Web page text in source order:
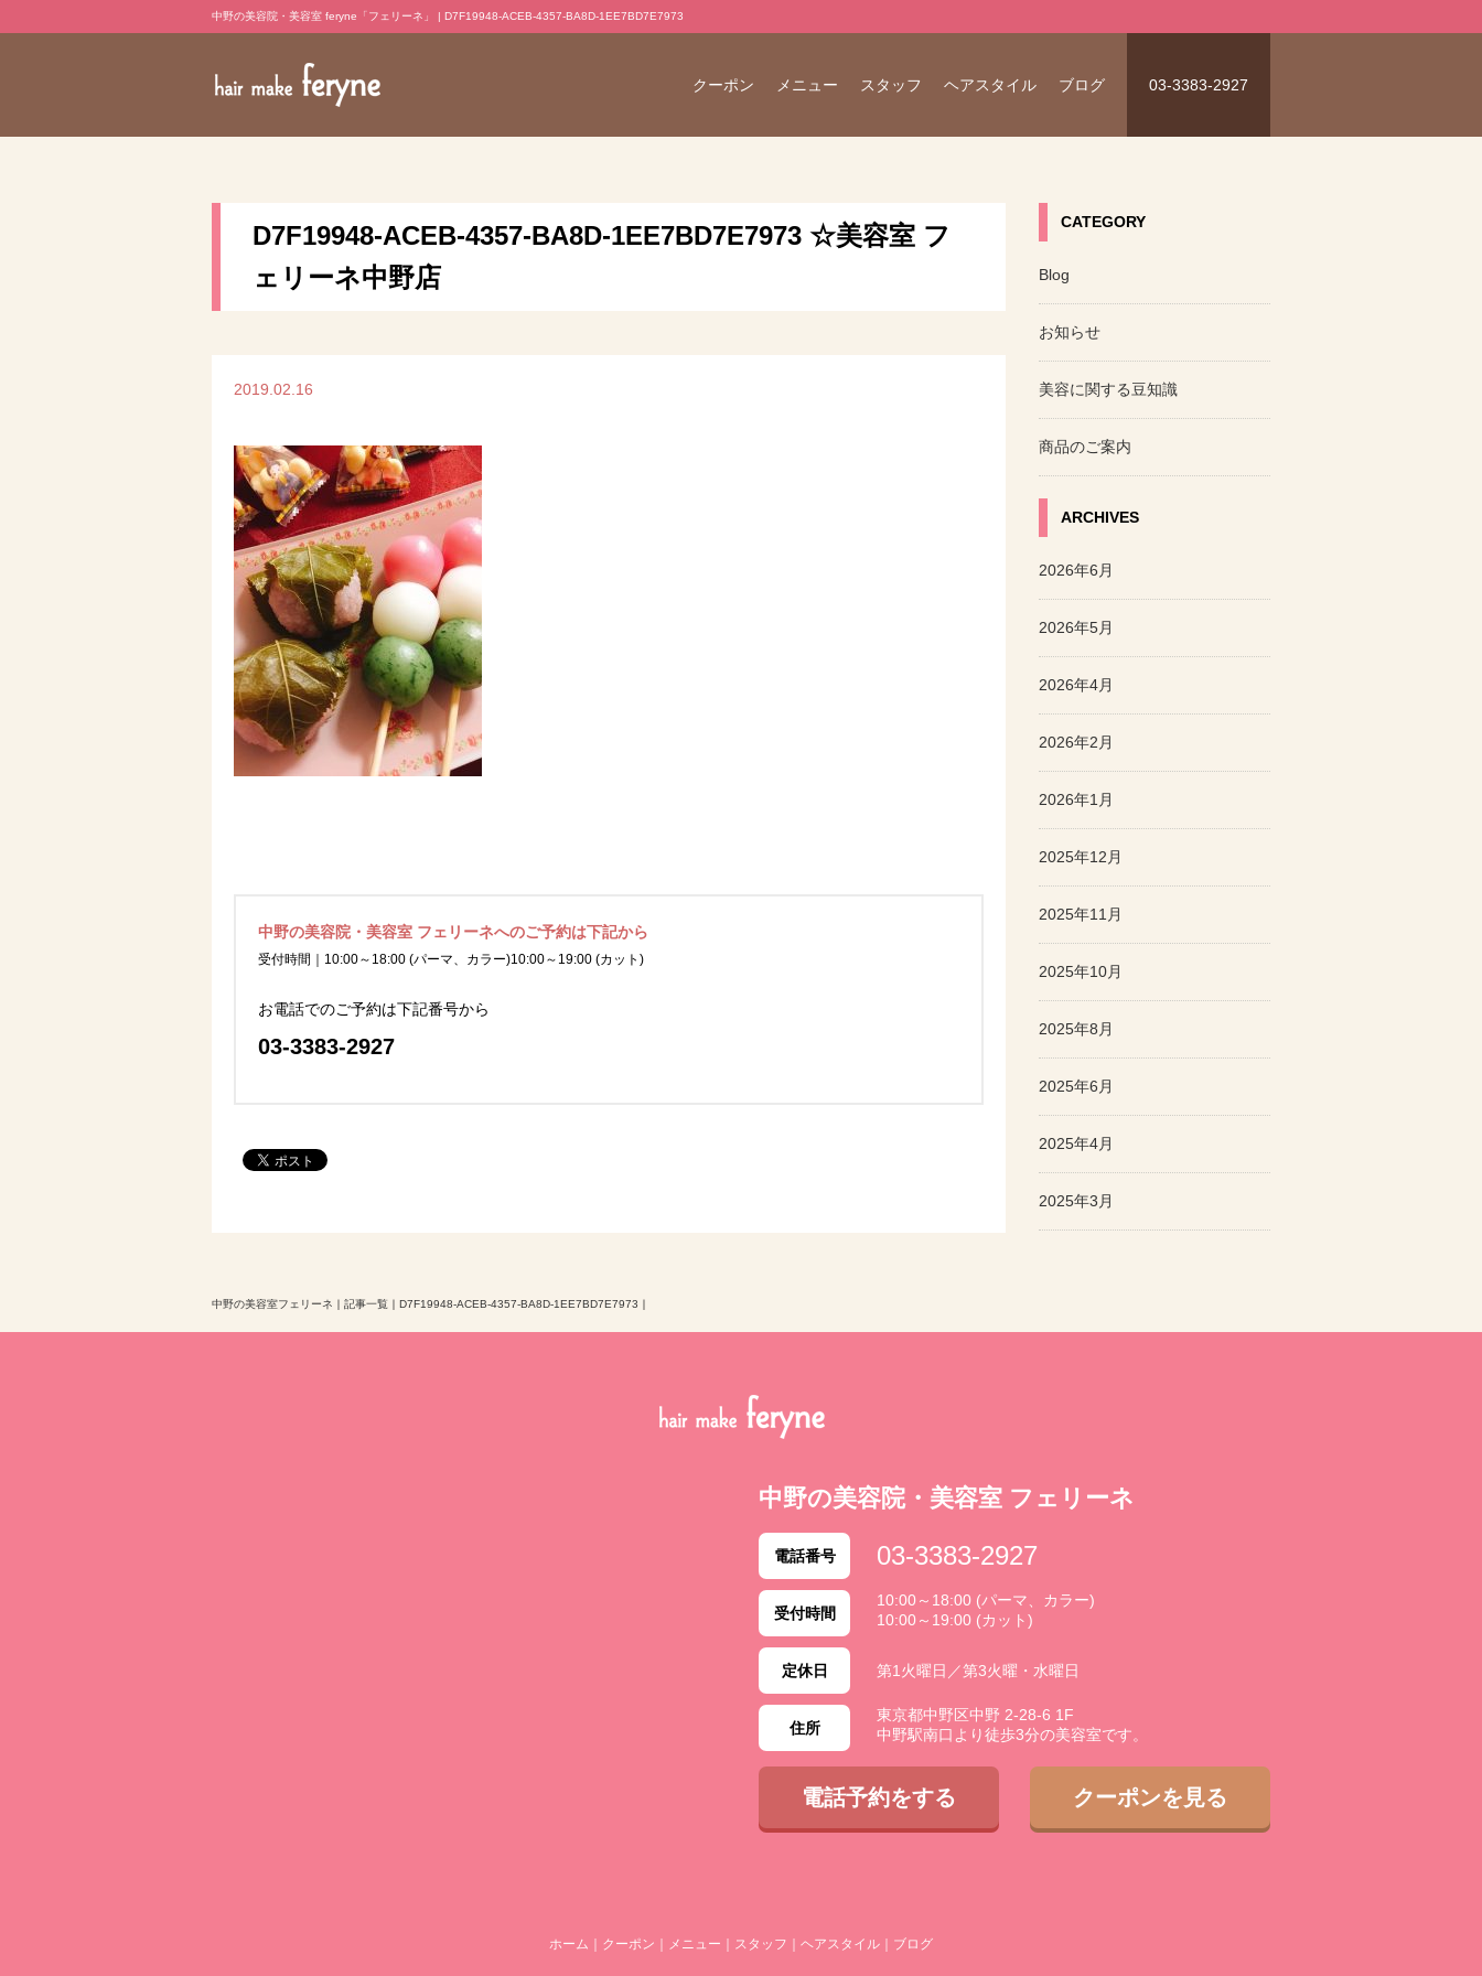
中野の美容院・美容室 feryne「フェリーネ」 | D7F19948-ACEB-4357-BA8D-1EE7BD7E7973
03-3383-2927
ブログ
ヘアスタイル
スタッフ
メニュー
クーポン
D7F19948-ACEB-4357-BA8D-1EE7BD7E7973 ☆美容室 フ
ェリーネ中野店
2019.02.16
中野の美容院・美容室 フェリーネへのご予約は下記から
受付時間｜10:00～18:00 (パーマ、カラー)10:00～19:00 (カット)
お電話でのご予約は下記番号から
03-3383-2927
CATEGORY
Blog
お知らせ
美容に関する豆知識
商品のご案内
ARCHIVES
2026年6月
2026年5月
2026年4月
2026年2月
2026年1月
2025年12月
2025年11月
2025年10月
2025年8月
2025年6月
2025年4月
2025年3月
中野の美容室フェリーネ ｜ 記事一覧 ｜ D7F19948-ACEB-4357-BA8D-1EE7BD7E7973 ｜
中野の美容院・美容室 フェリーネ
電話番号 03-3383-2927
受付時間
10:00～18:00 (パーマ、カラー)
10:00～19:00 (カット)
定休日 第1火曜日／第3火曜・水曜日
住所
東京都中野区中野 2-28-6 1F
中野駅南口より徒歩3分の美容室です。
電話予約をする クーポンを見る
ホーム クーポン メニュー スタッフ ヘアスタイル ブログ